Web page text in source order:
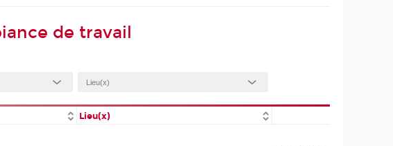
de travail
Lieu(x)